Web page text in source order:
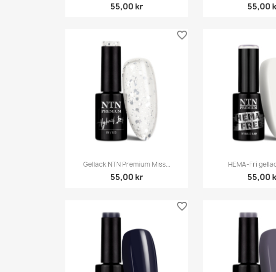
55,00 kr 55,00
Snabbvy
Gellack NTN Premium Miss...
55,00 kr
favorite_border

HEMA-Fri
55,00
favorite_border